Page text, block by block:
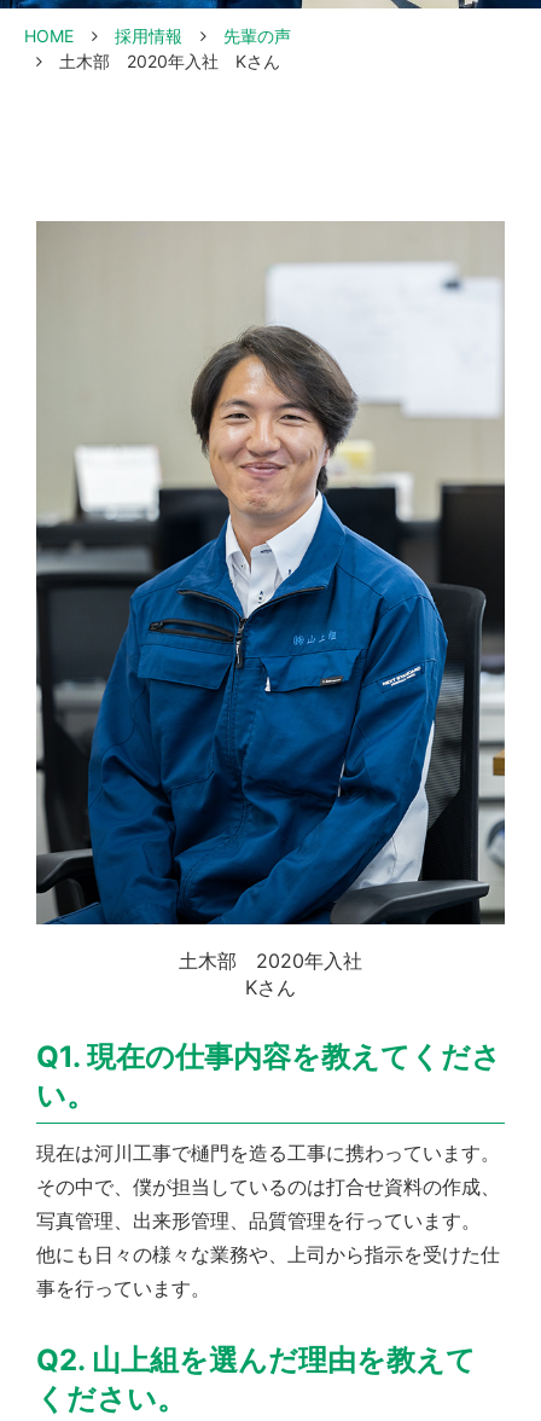
HOME 採用情報
先輩の声
土木部 2020年入社 Kさん
土木部 2020年入社
Kさん
Q1. 現在の仕事内容を教えてくださ
い。
現在は河川工事で樋門を造る工事に携わっています。
その中で、僕が担当しているのは打合せ資料の作成、
写真管理、出来形管理、品質管理を行っています。
他にも日々の様々な業務や、上司から指示を受けた仕
事を行っています。
Q2. 山上組を選んだ理由を教えて
ください。